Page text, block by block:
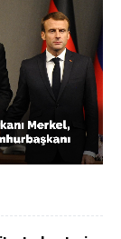
Oynatma
Hızı